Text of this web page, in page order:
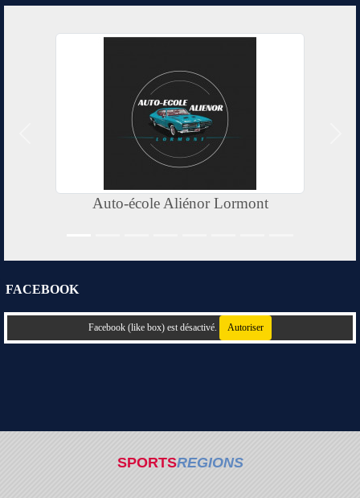
Auto-école Aliénor Lormont
FACEBOOK
Facebook (like box) est désactivé. Autoriser
SPORTSREGIONS